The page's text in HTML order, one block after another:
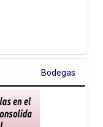
Bodegas